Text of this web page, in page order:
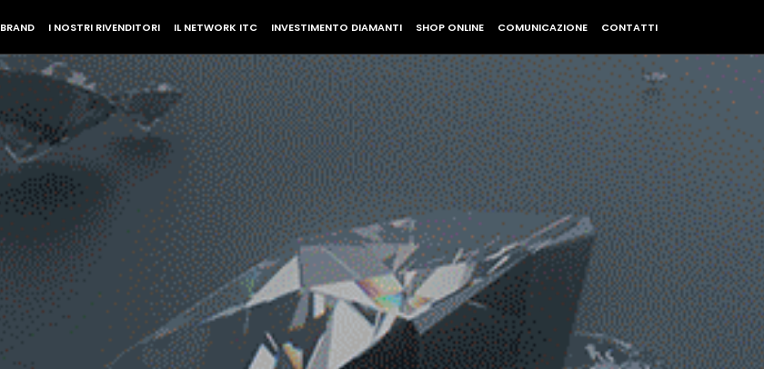
BRAND I NOSTRI RIVENDITORI IL NETWORK ITC INVESTIMENTO DIAMANTI SHOP ONLINE COMUNICAZIONE CONTATTI